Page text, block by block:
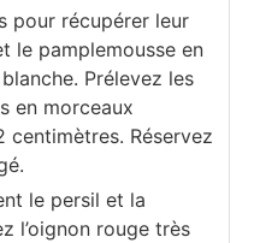
pour récupérer leur
le pamplemousse en
Prélevez les
en morceaux
centimètres. Réservez
le persil et la
l’oignon rouge très